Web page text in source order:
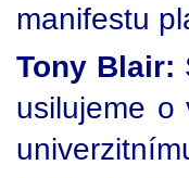
manifestu
Tony Blair:
usilujeme